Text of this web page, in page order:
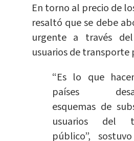
En torno al precio de
resaltó que se debe
urgente a través del
usuarios de transporte
“Es lo que
países
esquemas de
usuarios del
público”,